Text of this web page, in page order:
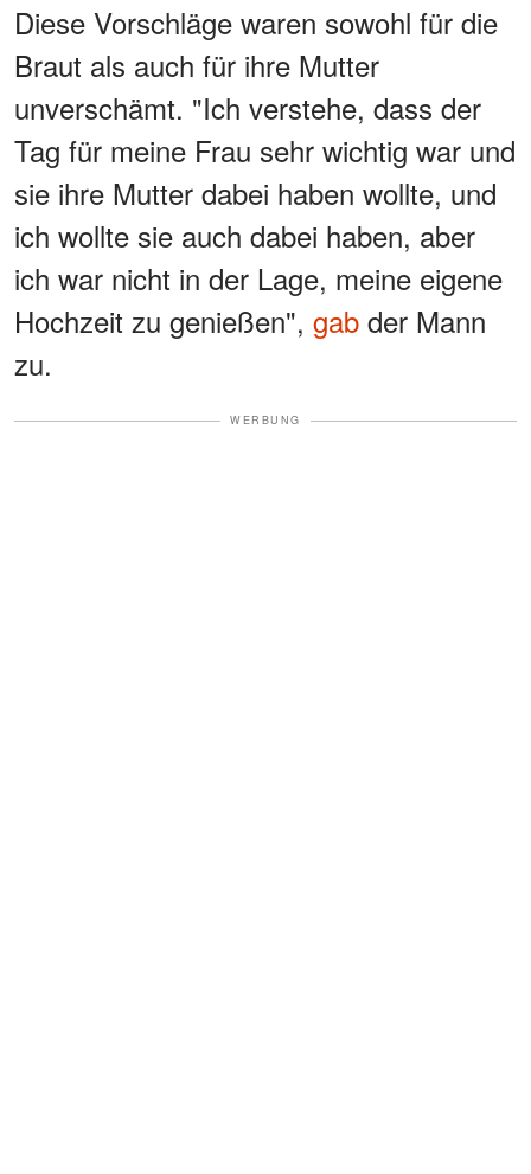
Diese Vorschläge waren sowohl für die
Braut als auch für ihre Mutter
unverschämt. "Ich verstehe, dass der
Tag für meine Frau sehr wichtig war und
sie ihre Mutter dabei haben wollte, und
ich wollte sie auch dabei haben, aber
ich war nicht in der Lage, meine eigene
Hochzeit zu genießen", gab der Mann
zu.
WERBUNG